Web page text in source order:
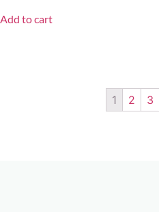
Add to cart
1 2 3